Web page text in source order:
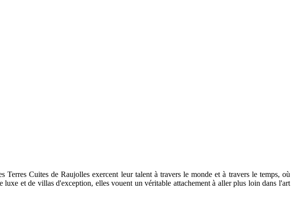
Cuites de Raujolles exercent leur talent à travers le monde et à travers le temps, où
et de villas d'exception, elles vouent un véritable attachement à aller plus loin dans l'art